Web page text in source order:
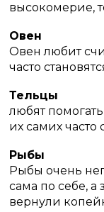
высокомерие,
Овен
Овен любит
часто
Тельцы
любят
их самих часто
Рыбы
Рыбы очень
сама по себе, а
вернули